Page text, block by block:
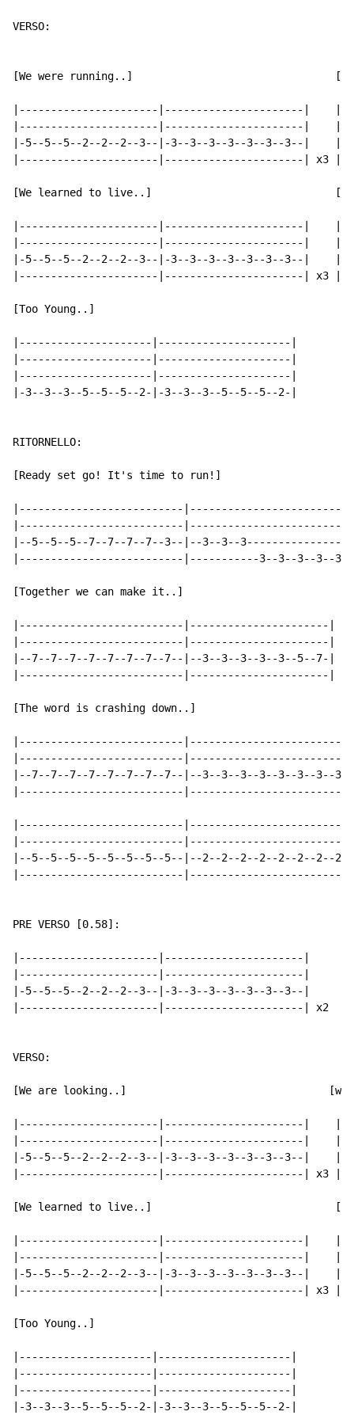
VERSO:
[We were running..]
|----------------------|----------------------|
|----------------------|----------------------|
|-5--5--5--2--2--2--3--|-3--3--3--3--3--3--3--|
|----------------------|----------------------| x3 |-
[We learned to live..]
|----------------------|----------------------|
|----------------------|----------------------|
|-5--5--5--2--2--2--3--|-3--3--3--3--3--3--3--|
|----------------------|----------------------| x3 |-
[Too Young..]
|---------------------|---------------------|
|---------------------|---------------------|
|---------------------|---------------------|
|-3--3--3--5--5--5--2-|-3--3--3--5--5--5--2-|
RITORNELLO:
[Ready set go! It's time to run!]
|--------------------------|-------------------------|
|--------------------------|-------------------------|
|--5--5--5--7--7--7--7--3--|--3--3--3----------------|
|--------------------------|-----------3--3--3--3--3-|
[Together we can make it..]
|--------------------------|----------------------|
|--------------------------|----------------------|
|--7--7--7--7--7--7--7--7--|--3--3--3--3--3--5--7-|
|--------------------------|----------------------|
[The word is crashing down..]
|--------------------------
|--------------------------
|--7--7--7--7--7--7--7--7--|--3--3--3--3--3--3--3--
|--------------------------
|--------------------------
|--------------------------
|--5--5--5--5--5--5--5--5--|--2--2--2--2--2--2--2--
|--------------------------
PRE VERSO [0.58]:
|----------------------|----------------------|
|----------------------|----------------------|
|-5--5--5--2--2--2--3--|-3--3--3--3--3--3--3--|
|----------------------|----------------------| x2
VERSO:
[We are looking..]                                [wide
|----------------------|----------------------|
|----------------------|----------------------|
|-5--5--5--2--2--2--3--|-3--3--3--3--3--3--3--|
|----------------------|----------------------| x3 |-
[We learned to live..]
|----------------------|----------------------|
|----------------------|----------------------|
|-5--5--5--2--2--2--3--|-3--3--3--3--3--3--3--|
|----------------------|----------------------| x3 |-
[Too Young..]
|---------------------|---------------------|
|---------------------|---------------------|
|---------------------|---------------------|
|-3--3--3--5--5--5--2-|-3--3--3--5--5--5--2-|